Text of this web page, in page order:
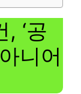
‘공
니어